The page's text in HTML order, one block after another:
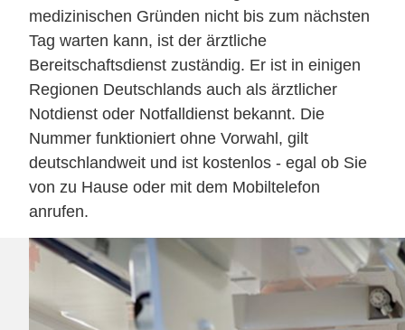
medizinischen Gründen nicht bis zum nächsten
Tag warten kann, ist der ärztliche
Bereitschaftsdienst zuständig. Er ist in einigen
Regionen Deutschlands auch als ärztlicher
Notdienst oder Notfalldienst bekannt. Die
Nummer funktioniert ohne Vorwahl, gilt
deutschlandweit und ist kostenlos - egal ob Sie
von zu Hause oder mit dem Mobiltelefon
anrufen.